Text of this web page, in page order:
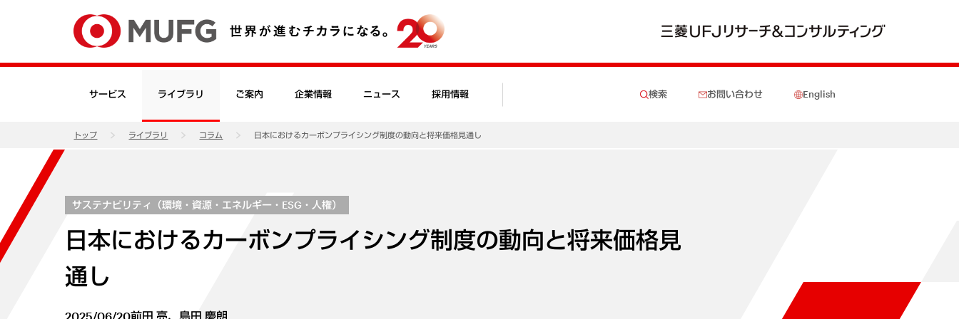
サービス ライブラリ ご案内 企業情報 ニュース 採用情報 検索 お問い合わせ English
トップ ライブラリ コラム 日本におけるカーボンプライシング制度の動向と将来価格見通し
サステナビリティ（環境・資源・エネルギー・ESG・人権）
日本におけるカーボンプライシング制度の動向と将来価格見
通し
2025/06/20前田 亮、島田 慶朗